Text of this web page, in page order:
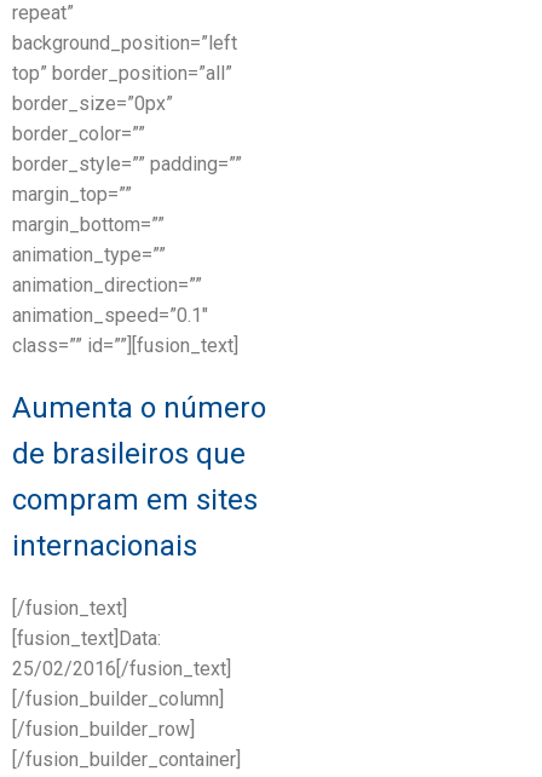
repeat”
background_position=”left
top” border_position=”all”
border_size=”0px”
border_color=””
border_style=”” padding=””
margin_top=””
margin_bottom=””
animation_type=””
animation_direction=””
animation_speed=”0.1″
class=”” id=””][fusion_text]
Aumenta o número
de brasileiros que
compram em sites
internacionais
[/fusion_text]
[fusion_text]Data:
25/02/2016[/fusion_text]
[/fusion_builder_column]
[/fusion_builder_row]
[/fusion_builder_container]